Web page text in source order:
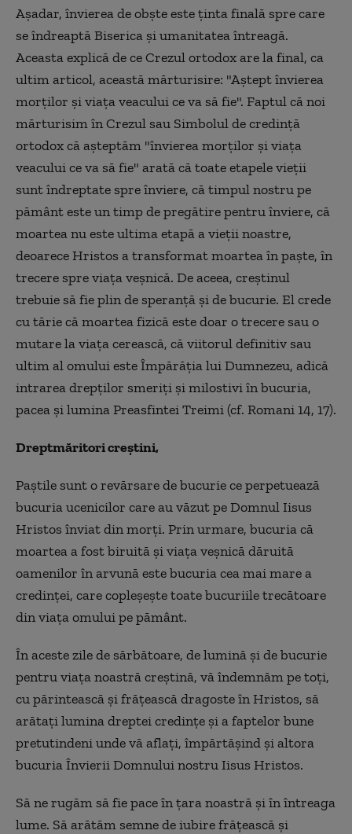
Aşadar, învierea de obşte este ţinta finală spre care
se îndreaptă Biserica şi umanitatea întreagă.
Aceasta explică de ce Crezul ortodox are la final, ca
ultim articol, această mărturisire: "Aştept învierea
morţilor şi viaţa veacului ce va să fie". Faptul că noi
mărturisim în Crezul sau Simbolul de credinţă
ortodox că aşteptăm "învierea morţilor şi viaţa
veacului ce va să fie" arată că toate etapele vieţii
sunt îndreptate spre înviere, că timpul nostru pe
pământ este un timp de pregătire pentru înviere, că
moartea nu este ultima etapă a vieţii noastre,
deoarece Hristos a transformat moartea în paşte, în
trecere spre viaţa veşnică. De aceea, creştinul
trebuie să fie plin de speranţă şi de bucurie. El crede
cu tărie că moartea fizică este doar o trecere sau o
mutare la viaţa cerească, că viitorul definitiv sau
ultim al omului este Împărăţia lui Dumnezeu, adică
intrarea drepţilor smeriţi şi milostivi în bucuria,
pacea şi lumina Preasfintei Treimi (cf. Romani 14, 17).
Dreptmăritori creştini,
Paştile sunt o revărsare de bucurie ce perpetuează
bucuria ucenicilor care au văzut pe Domnul Iisus
Hristos înviat din morţi. Prin urmare, bucuria că
moartea a fost biruită şi viaţa veşnică dăruită
oamenilor în arvună este bucuria cea mai mare a
credinţei, care copleşeşte toate bucuriile trecătoare
din viaţa omului pe pământ.
În aceste zile de sărbătoare, de lumină şi de bucurie
pentru viaţa noastră creştină, vă îndemnăm pe toţi,
cu părintească şi frăţească dragoste în Hristos, să
arătaţi lumina dreptei credinţe şi a faptelor bune
pretutindeni unde vă aflaţi, împărtăşind şi altora
bucuria Învierii Domnului nostru Iisus Hristos.
Să ne rugăm să fie pace în ţara noastră şi în întreaga
lume. Să arătăm semne de iubire frăţească şi